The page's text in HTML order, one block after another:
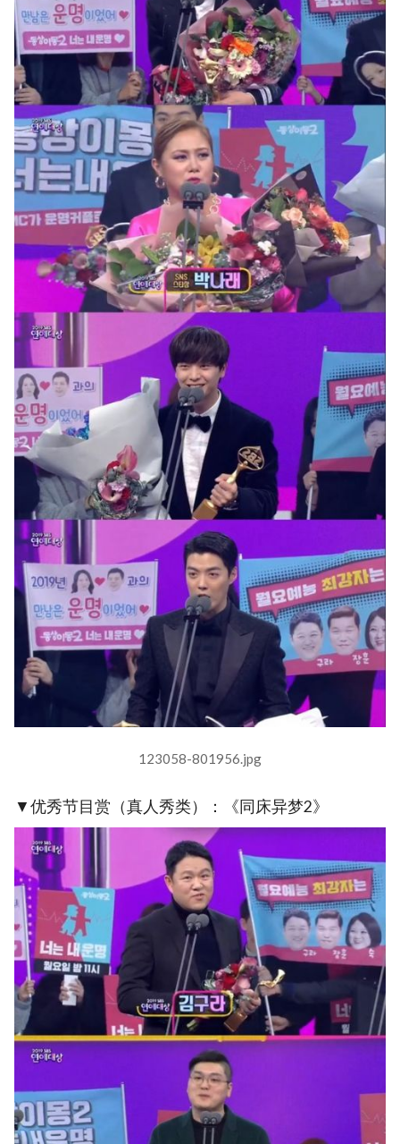
123058-801956.jpg
▼优秀节目赏（真人秀类）：《同床异梦2》